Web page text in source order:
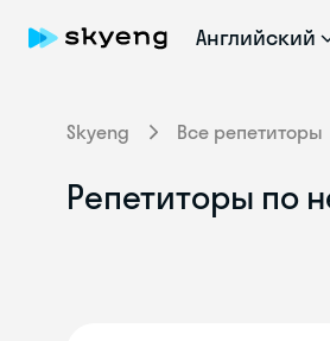
Английский
Skyeng Все репетиторы
Репетиторы по